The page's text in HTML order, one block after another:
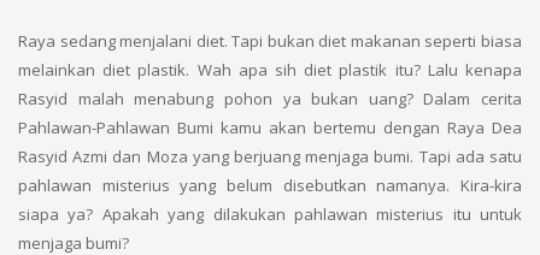
Raya sedang menjalani diet. Tapi bukan diet makanan seperti biasa
melainkan diet plastik. Wah apa sih diet plastik itu? Lalu kenapa
Rasyid malah menabung pohon ya bukan uang? Dalam cerita
Pahlawan-Pahlawan Bumi kamu akan bertemu dengan Raya Dea
Rasyid Azmi dan Moza yang berjuang menjaga bumi. Tapi ada satu
pahlawan misterius yang belum disebutkan namanya. Kira-kira
siapa ya? Apakah yang dilakukan pahlawan misterius itu untuk
menjaga bumi?